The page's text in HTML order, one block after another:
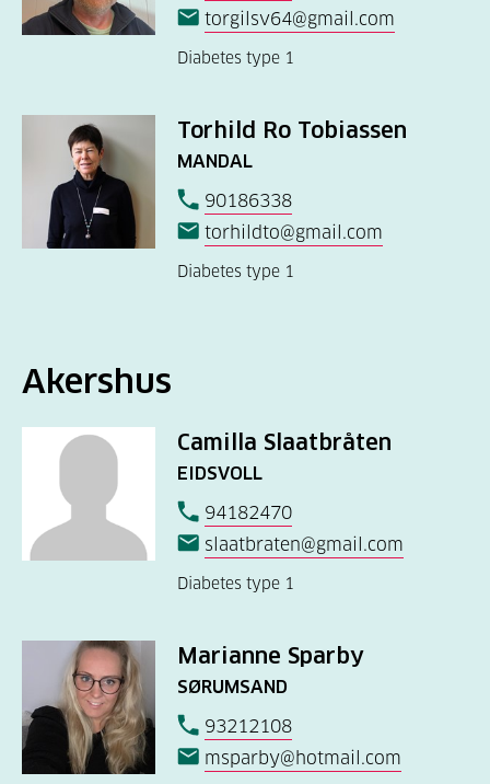
torgilsv64@gmail.com
Diabetes type 1
Torhild Ro Tobiassen
MANDAL
90186338
torhildto@gmail.com
Diabetes type 1
Akershus
Camilla Slaatbråten
EIDSVOLL
94182470
slaatbraten@gmail.com
Diabetes type 1
Marianne Sparby
SØRUMSAND
93212108
msparby@hotmail.com